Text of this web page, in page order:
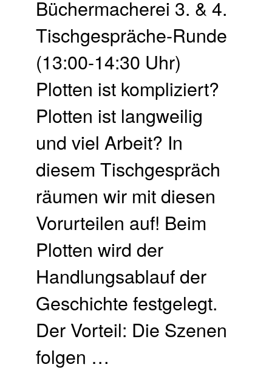
Büchermacherei 3. & 4.
Tischgespräche-Runde
(13:00-14:30 Uhr)
Plotten ist kompliziert?
Plotten ist langweilig
und viel Arbeit? In
diesem Tischgespräch
räumen wir mit diesen
Vorurteilen auf! Beim
Plotten wird der
Handlungsablauf der
Geschichte festgelegt.
Der Vorteil: Die Szenen
folgen …